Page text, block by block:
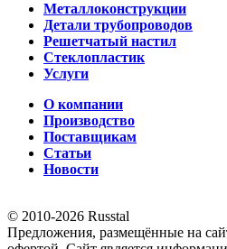
Металлоконструкции
Детали трубопроводов
Решетчатый настил
Стеклопластик
Услуги
О компании
Производство
Поставщикам
Статьи
Новости
© 2010-2026 Russtal
Предложения, размещённые на